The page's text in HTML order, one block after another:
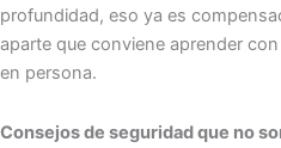
profundidad, eso ya es
aparte que conviene aprender
en persona.
Consejos de seguridad que no